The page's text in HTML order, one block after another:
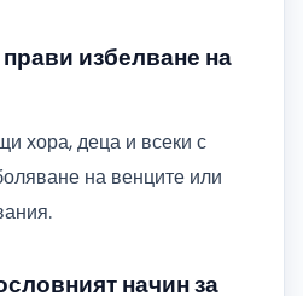
избелване на
хора, деца и всеки с
на венците или
начин за